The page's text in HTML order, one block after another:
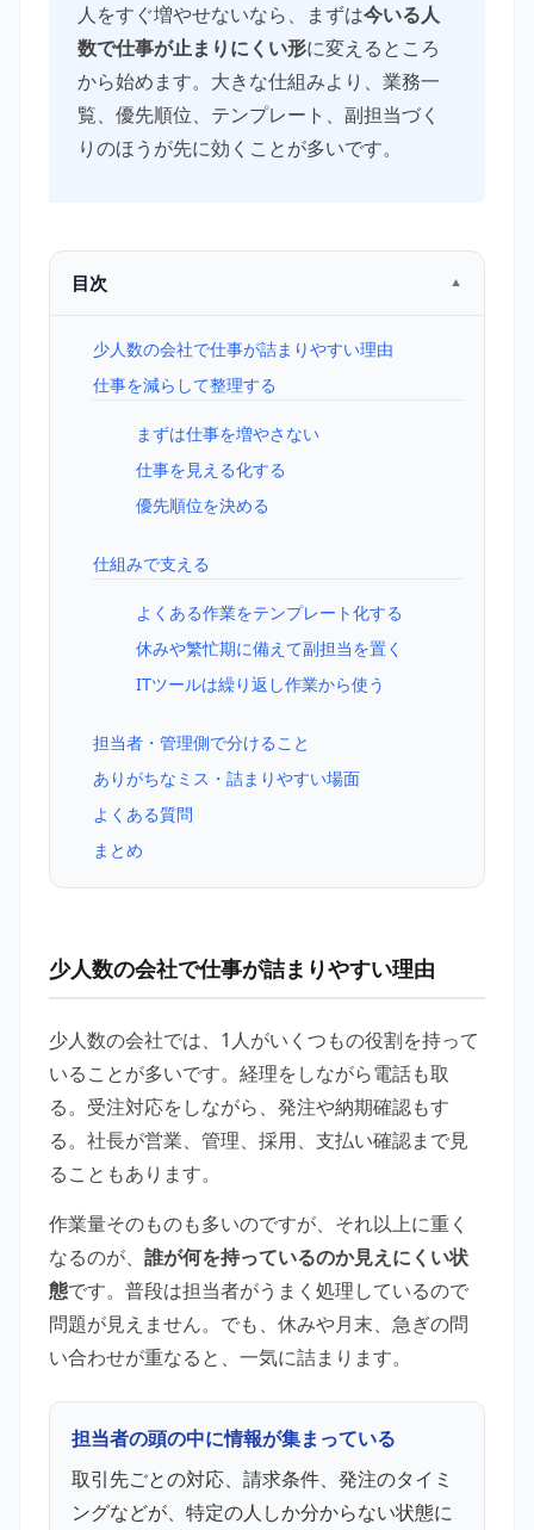
人をすぐ増やせないなら、まずは今いる人
数で仕事が止まりにくい形に変えるところ
から始めます。大きな仕組みより、業務一
覧、優先順位、テンプレート、副担当づく
りのほうが先に効くことが多いです。
目次
少人数の会社で仕事が詰まりやすい理由
仕事を減らして整理する
まずは仕事を増やさない
仕事を見える化する
優先順位を決める
仕組みで支える
よくある作業をテンプレート化する
休みや繁忙期に備えて副担当を置く
ITツールは繰り返し作業から使う
担当者・管理側で分けること
ありがちなミス・詰まりやすい場面
よくある質問
まとめ
少人数の会社で仕事が詰まりやすい理由
少人数の会社では、1人がいくつもの役割を持って
いることが多いです。経理をしながら電話も取
る。受注対応をしながら、発注や納期確認もす
る。社長が営業、管理、採用、支払い確認まで見
ることもあります。
作業量そのものも多いのですが、それ以上に重く
なるのが、 誰が何を持っているのか見えにくい状
態です。普段は担当者がうまく処理しているので
問題が見えません。でも、休みや月末、急ぎの問
い合わせが重なると、一気に詰まります。
担当者の頭の中に情報が集まっている
取引先ごとの対応、請求条件、発注のタイミ
ングなどが、特定の人しか分からない状態に